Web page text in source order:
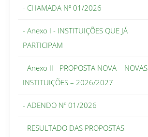
- CHAMADA Nº 01/2026
- Anexo I - INSTITUIÇÕES QUE JÁ
PARTICIPAM
- Anexo II - PROPOSTA NOVA – NOVAS
INSTITUIÇÕES – 2026/2027
- ADENDO Nº 01/2026
- RESULTADO DAS PROPOSTAS